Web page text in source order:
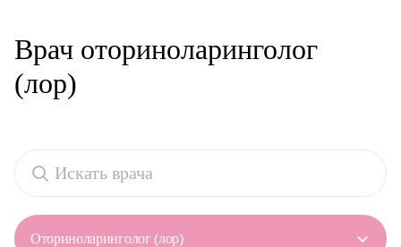
Врач оториноларинголог
(лор)
Оториноларинголог (лор)